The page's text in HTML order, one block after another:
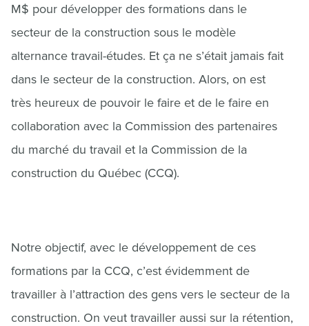
M$ pour développer des formations dans le
secteur de la construction sous le modèle
alternance travail-études. Et ça ne s’était jamais fait
dans le secteur de la construction. Alors, on est
très heureux de pouvoir le faire et de le faire en
collaboration avec la Commission des partenaires
du marché du travail et la Commission de la
construction du Québec (CCQ).
Notre objectif, avec le développement de ces
formations par la CCQ, c’est évidemment de
travailler à l’attraction des gens vers le secteur de la
construction. On veut travailler aussi sur la rétention,